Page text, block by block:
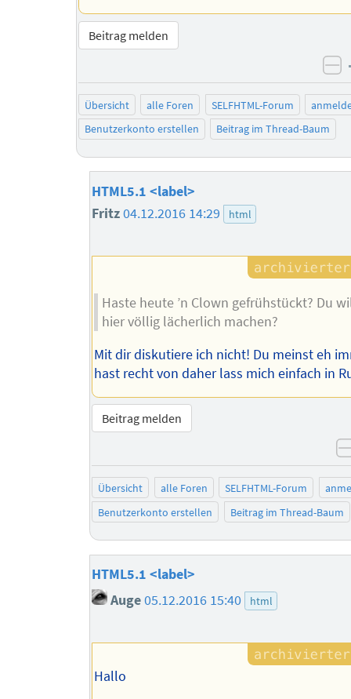
Beitrag melden
Übersicht alle Foren SELFHTML-Forum
Benutzerkonto erstellen
Beitrag im Thread-Baum
HTML5.1 <label>
Fritz04.12.2016 14:29 html
Haste heute ’n Clown gefrühstückt? Du
hier völlig lächerlich machen?
Mit dir diskutiere ich nicht! Du meinst eh
hast recht von daher lass mich einfach in
Beitrag melden
Übersicht alle Foren SELFHTML-Forum
Benutzerkonto erstellen
Beitrag im Thread-Baum
HTML5.1 <label>
Auge05.12.2016 15:40 html
Hallo